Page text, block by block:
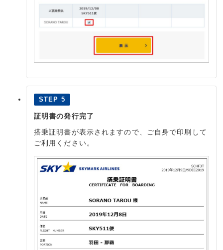
STEP 5
証明書の発行完了
搭乗証明書が表示されますので、ご自身で印刷して
ご利用ください。